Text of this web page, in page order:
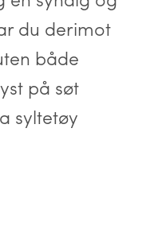
du derimot
både
på søt
syltetøy